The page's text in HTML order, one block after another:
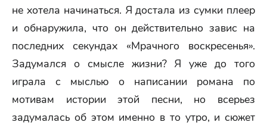
не хотела начинаться. Я достала из сумки плеер
и обнаружила, что он действительно завис на
последних секундах «Мрачного воскресенья».
Задумался о смысле жизни? Я уже до того
играла с мыслью о написании романа по
мотивам истории этой песни, но всерьез
задумалась об этом именно в то утро, и сюжет